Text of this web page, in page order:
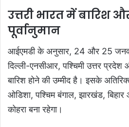
उत्तरी भारत में बारिश
पूर्वानुमान
आईएमडी के अनुसार, 24 और 25
दिल्ली-एनसीआर, पश्चिमी उत्तर प्रदेश
बारिश होने की उम्मीद है। इसके
ओडिशा, पश्चिम बंगाल, झारखंड,
कोहरा बना रहेगा।